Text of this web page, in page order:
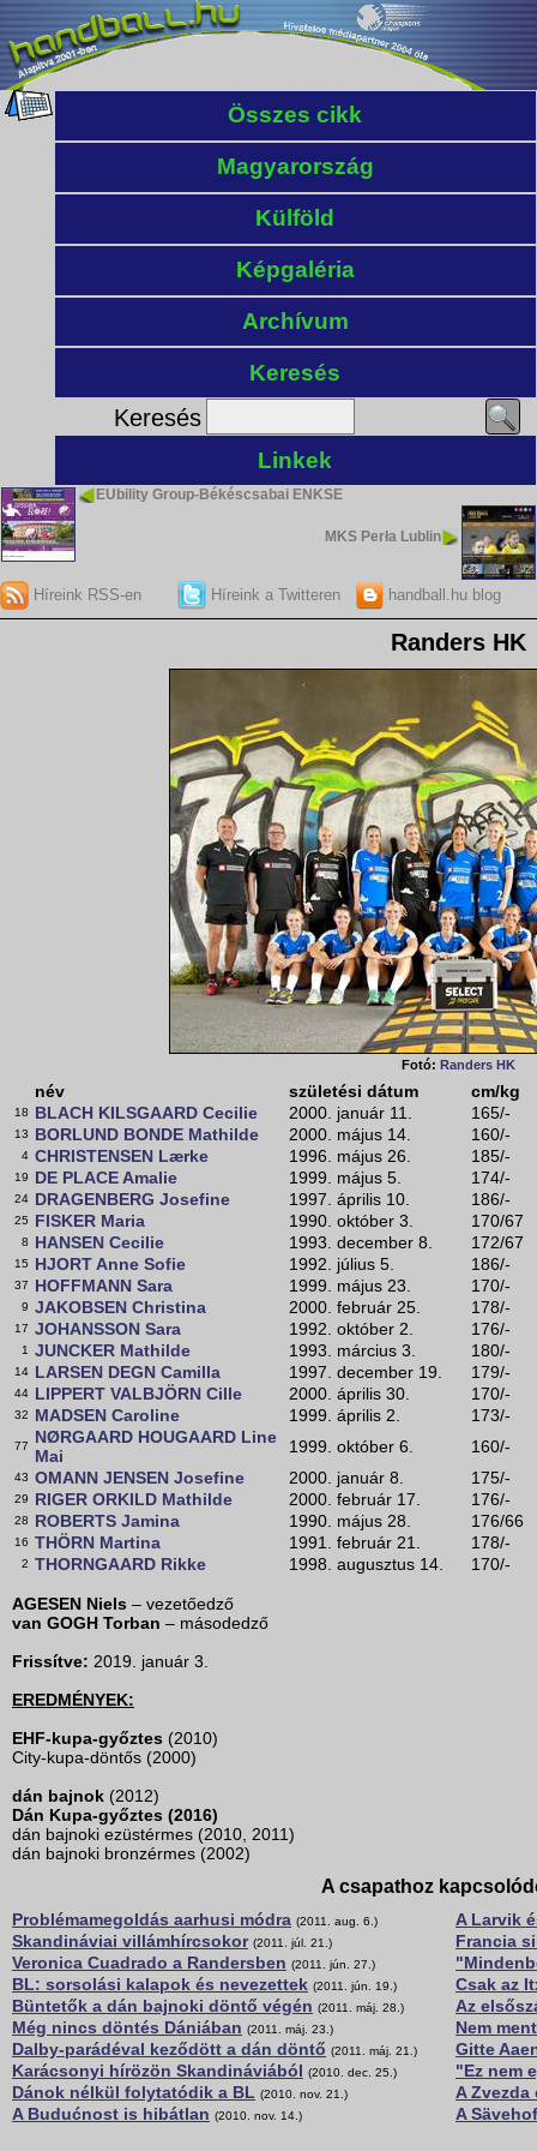
Összes cikk
Magyarország
Külföld
Képgaléria
Archívum
Keresés
Keresés
Linkek
EUbility Group-Békéscsabai ENKSE
MKS Perła Lublin
Híreink RSS-en Híreink a Twitteren handball.hu blog
Randers HK
Fotó: Randers HK
név születési dátum cm/kg
18 BLACH KILSGAARD Cecilie 2000. január 11. 165/-
13 BORLUND BONDE Mathilde 2000. május 14. 160/-
4 CHRISTENSEN Lærke 1996. május 26. 185/-
19 DE PLACE Amalie 1999. május 5. 174/-
24 DRAGENBERG Josefine 1997. április 10. 186/-
25 FISKER Maria 1990. október 3. 170/67
8 HANSEN Cecilie 1993. december 8. 172/67
15 HJORT Anne Sofie 1992. július 5. 186/-
37 HOFFMANN Sara 1999. május 23. 170/-
9 JAKOBSEN Christina 2000. február 25. 178/-
17 JOHANSSON Sara 1992. október 2. 176/-
1 JUNCKER Mathilde 1993. március 3. 180/-
14 LARSEN DEGN Camilla 1997. december 19. 179/-
44 LIPPERT VALBJÖRN Cille 2000. április 30. 170/-
32 MADSEN Caroline 1999. április 2. 173/-
77
NØRGAARD HOUGAARD Line
Mai
1999. október 6. 160/-
43 OMANN JENSEN Josefine 2000. január 8. 175/-
29 RIGER ORKILD Mathilde 2000. február 17. 176/-
28 ROBERTS Jamina 1990. május 28. 176/66
16 THÖRN Martina 1991. február 21. 178/-
2 THORNGAARD Rikke 1998. augusztus 14. 170/-
AGESEN Niels – vezetőedző
van GOGH Torban – másodedző
Frissítve: 2019. január 3.
EREDMÉNYEK:
EHF-kupa-győztes (2010)
City-kupa-döntős (2000)
dán bajnok (2012)
Dán Kupa-győztes (2016)
dán bajnoki ezüstérmes (2010, 2011)
dán bajnoki bronzérmes (2002)
A csapathoz
Problémamegoldás aarhusi módra (2011. aug. 6.)
Skandináviai villámhírcsokor (2011. júl. 21.)
Veronica Cuadrado a Randersben (2011. jún. 27.)
BL: sorsolási kalapok és nevezettek (2011. jún. 19.)
Büntetők a dán bajnoki döntő végén (2011. máj. 28.)
Még nincs döntés Dániában (2011. máj. 23.)
Dalby-parádéval keződött a dán döntő (2011. máj. 21.)
Karácsonyi hírözön Skandináviából (2010. dec. 25.)
Dánok nélkül folytatódik a BL (2010. nov. 21.)
A Budućnost is hibátlan (2010. nov. 14.)
A Larvik
Francia
Csak az
Az
Nem
Gitte
"Ez nem
A Zvezda
A